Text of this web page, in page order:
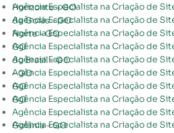
Agência Especialista na Criação de Site em Alto Horizonte – GO
Agência Especialista na Criação de Site em Alto Paraíso de Goiás – GO
Agência Especialista na Criação de Site em Alvorada do Norte – GO
Agência Especialista na Criação de Site em Amaralina – GO
Agência Especialista na Criação de Site em Americano do Brasil – GO
Agência Especialista na Criação de Site em Amorinópolis – GO
Agência Especialista na Criação de Site em Anápolis – GO
Agência Especialista na Criação de Site em Anhanguera – GO
Agência Especialista na Criação de
Agência Especialista na Criação de Site em Aparecida de Goiânia – GO